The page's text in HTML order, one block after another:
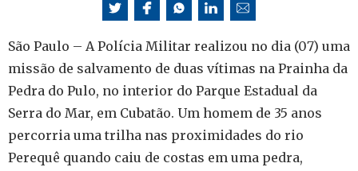
São Paulo – A Polícia Militar realizou no dia (07) uma
missão de salvamento de duas vítimas na Prainha da
Pedra do Pulo, no interior do Parque Estadual da
Serra do Mar, em Cubatão. Um homem de 35 anos
percorria uma trilha nas proximidades do rio
Perequê quando caiu de costas em uma pedra,